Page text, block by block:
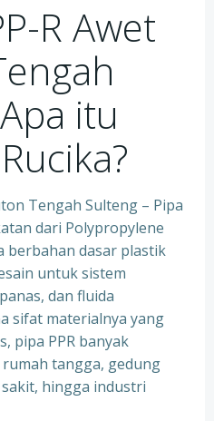
R Awet
itu
Tengah Sulteng – Pipa
dari Polypropylene
berbahan dasar plastik
untuk sistem
dan fluida
sifat materialnya yang
pipa PPR banyak
tangga, gedung
hingga industri